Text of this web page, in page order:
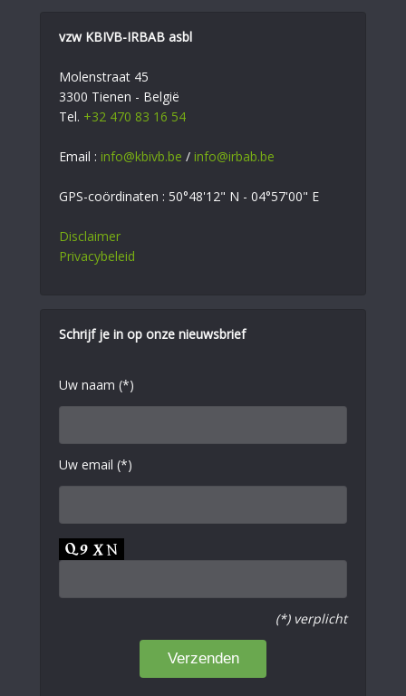
vzw KBIVB-IRBAB asbl
Molenstraat 45
3300 Tienen - België
Tel. +32 470 83 16 54
Email : info@kbivb.be / info@irbab.be
GPS-coördinaten : 50°48'12" N - 04°57'00" E
Disclaimer
Privacybeleid
Schrijf je in op onze nieuwsbrief
Uw naam (*)
Uw email (*)
(*) verplicht